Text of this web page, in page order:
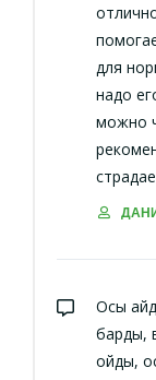
для
надо
можно
Осы
барды,
қойды,